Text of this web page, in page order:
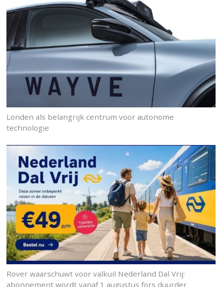
Londen als belangrijk centrum voor autonome
technologie
Rover waarschuwt voor valkuil Nederland Dal Vrij:
abonnement wordt vanaf 1 augustus fors duurder